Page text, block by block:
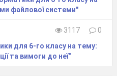
файлової системи"
3117
0
для 6-го класу на тему:
та вимоги до неї"